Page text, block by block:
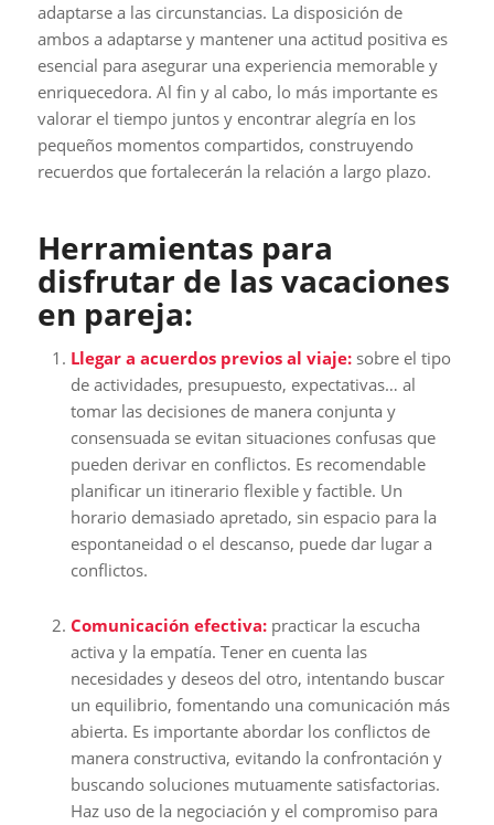
adaptarse a las circunstancias. La disposición de
ambos a adaptarse y mantener una actitud positiva es
esencial para asegurar una experiencia memorable y
enriquecedora. Al fin y al cabo, lo más importante es
valorar el tiempo juntos y encontrar alegría en los
pequeños momentos compartidos, construyendo
recuerdos que fortalecerán la relación a largo plazo.
Herramientas para
disfrutar de las vacaciones
en pareja:
Llegar a acuerdos previos al viaje:sobre el tipo
de actividades, presupuesto, expectativas… al
tomar las decisiones de manera conjunta y
consensuada se evitan situaciones confusas que
pueden derivar en conflictos. Es recomendable
planificar un itinerario flexible y factible. Un
horario demasiado apretado, sin espacio para la
espontaneidad o el descanso, puede dar lugar a
conflictos.
Comunicación efectiva:practicar la escucha
activa y la empatía. Tener en cuenta las
necesidades y deseos del otro, intentando buscar
un equilibrio, fomentando una comunicación más
abierta. Es importante abordar los conflictos de
manera constructiva, evitando la confrontación y
buscando soluciones mutuamente satisfactorias.
Haz uso de la negociación y el compromiso para